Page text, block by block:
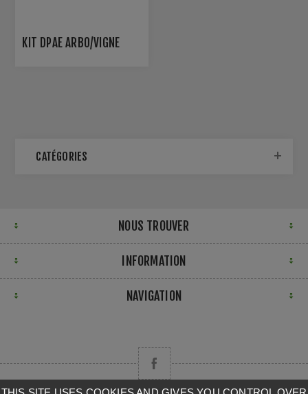
KIT DPAE ARBO/VIGNE
CATÉGORIES
NOUS TROUVER
INFORMATION
NAVIGATION